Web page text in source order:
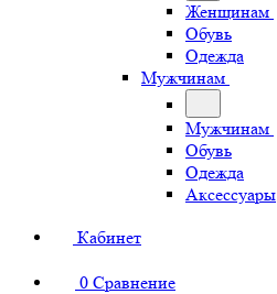
Женщинам
Обувь
Одежда
Мужчинам
Мужчинам
Обувь
Одежда
Аксессуары
Кабинет
0 Сравнение